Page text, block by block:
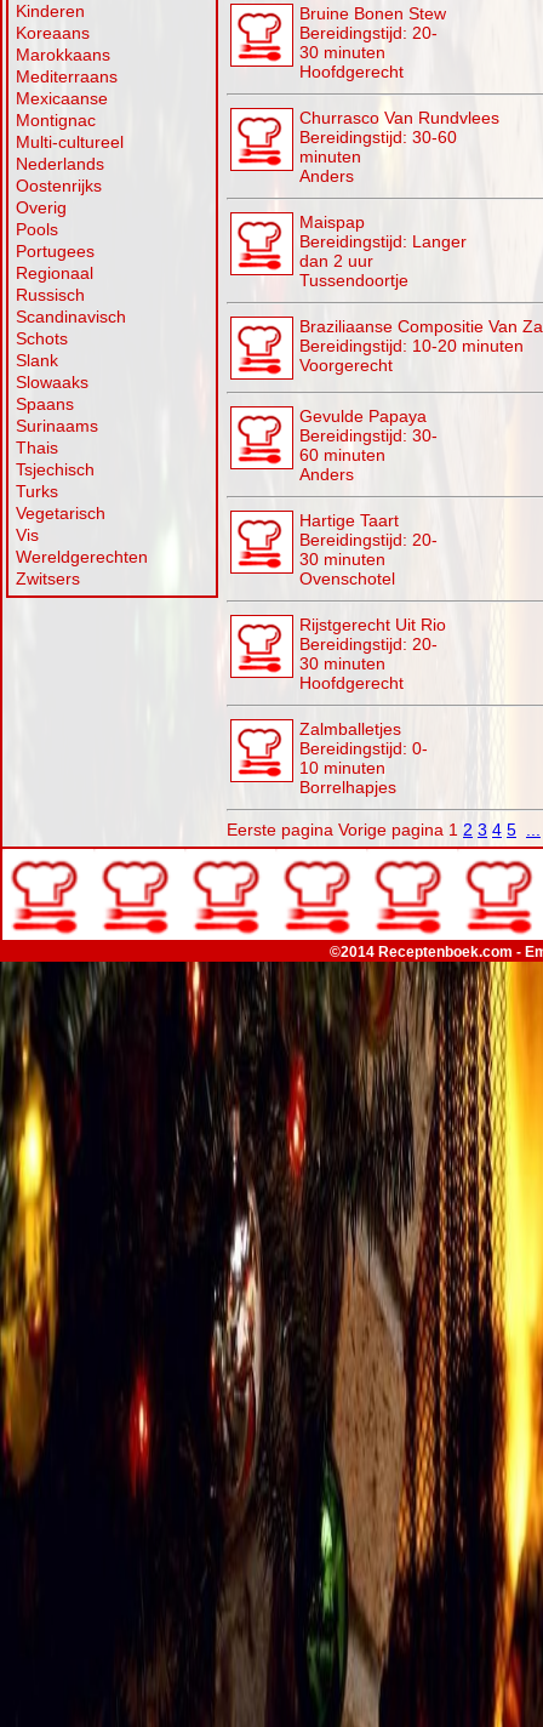
Kinderen
Koreaans
Marokkaans
Mediterraans
Mexicaanse
Montignac
Multi-cultureel
Nederlands
Oostenrijks
Overig
Pools
Portugees
Regionaal
Russisch
Scandinavisch
Schots
Slank
Slowaaks
Spaans
Surinaams
Thais
Tsjechisch
Turks
Vegetarisch
Vis
Wereldgerechten
Zwitsers
Bruine Bonen Stew
Bereidingstijd: 20-
30 minuten
Hoofdgerecht
Churrasco Van Rundvlees
Bereidingstijd: 30-60
minuten
Anders
Maispap
Bereidingstijd: Langer
dan 2 uur
Tussendoortje
Braziliaanse Compositie Van
Bereidingstijd: 10-20 minuten
Voorgerecht
Gevulde Papaya
Bereidingstijd: 30-
60 minuten
Anders
Hartige Taart
Bereidingstijd: 20-
30 minuten
Ovenschotel
Rijstgerecht Uit Rio
Bereidingstijd: 20-
30 minuten
Hoofdgerecht
Zalmballetjes
Bereidingstijd: 0-
10 minuten
Borrelhapjes
Eerste pagina Vorige pagina 1 2 3 4 5
©2014 Receptenboek.com -